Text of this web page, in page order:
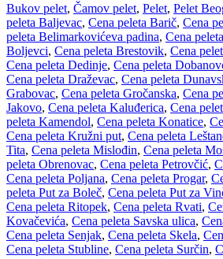
Bukov pelet, Čamov pelet, Pelet, Pelet
peleta Baljevac, Cena peleta Barič, Cena
peleta Belimarkovićeva padina, Cena
Boljevci, Cena peleta Brestovik, Cena
Cena peleta Dedinje, Cena peleta
Cena peleta Draževac, Cena peleta
Grabovac, Cena peleta Gročanska, Cena
Jakovo, Cena peleta Kaluđerica, Cena
peleta Kamendol, Cena peleta Konatice,
Cena peleta Kružni put, Cena peleta
Tita, Cena peleta Mislođin, Cena peleta
peleta Obrenovac, Cena peleta Petrovčić,
Cena peleta Poljana, Cena peleta Progar,
peleta Put za Boleč, Cena peleta Put za
Cena peleta Ritopek, Cena peleta Rvati,
Kovačevića, Cena peleta Savska ulica,
Cena peleta Senjak, Cena peleta Skela,
Cena peleta Stubline, Cena peleta Surčin,